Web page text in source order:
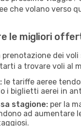
che volano verso
le migliori
prenotazione dei
a trovare voli al
le tariffe aeree
i biglietti aerei in
stagione: per la
ad aumentare